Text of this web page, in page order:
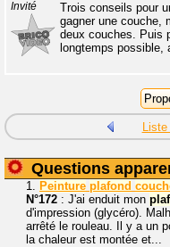
Invité
Trois conseils pour
gagner une couche,
deux couches. Puis
longtemps possible,
Questions
1. Peinture plafond
N°172 : J'ai enduit mon
d'impression (glycéro).
arrêté le rouleau. Il y a un
la chaleur est montée et...